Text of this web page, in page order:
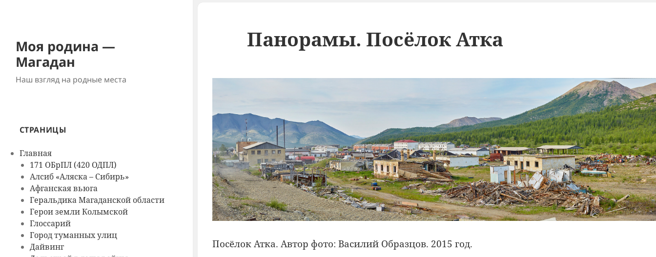
Моя родина —
Магадан
Наш взгляд на родные места
СТРАНИЦЫ
Главная
171 ОБрПЛ (420 ОДПЛ)
Алсиб «Аляска – Сибирь»
Афганская вьюга
Геральдика Магаданской области
Герои земли Колымской
Глоссарий
Город туманных улиц
Дайвинг
Панорамы. Посёлок Атка
Посёлок Атка. Автор фото: Василий Образцов. 2015 год.